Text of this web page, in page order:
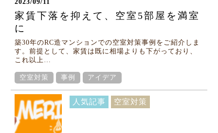
2023/09/11
家賃下落を抑えて、空室5部屋を満室
に
築30年のRC造マンションでの空室対策事例をご紹介しま
す。前提として、家賃は既に相場よりも下がっており、
これ以上…
空室対策 事例 アイデア
人気記事 空室対策